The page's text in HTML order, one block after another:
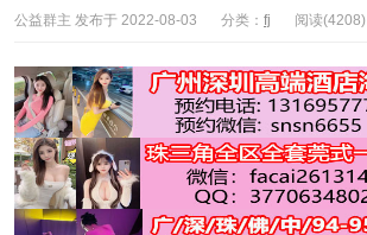
公益群主 发布于 2022-08-03 分类： fj 阅读(4208)